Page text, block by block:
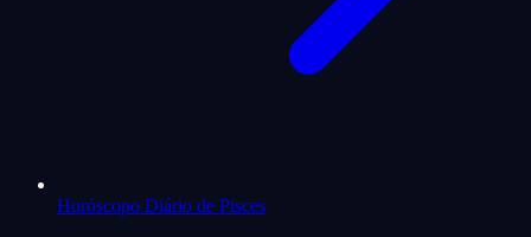
Horóscopo Diário de Pisces